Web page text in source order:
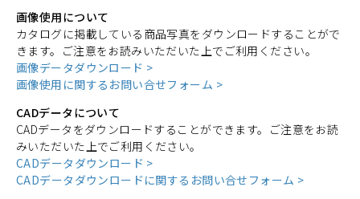
画像使用について
カタログに掲載している商品写真をダウンロードすることがで
きます。ご注意をお読みいただいた上でご利用ください。
画像データダウンロード >
画像使用に関するお問い合せフォーム >
CADデータについて
CADデータをダウンロードすることができます。ご注意をお読
みいただいた上でご利用ください。
CADデータダウンロード >
CADデータダウンロードに関するお問い合せフォーム >